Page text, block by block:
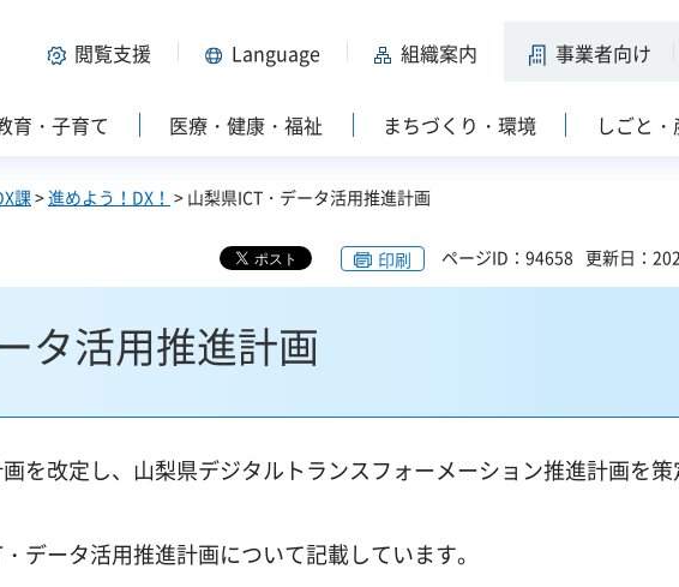
閲覧支援 Language 組織案内 事業者向け
育・子育て 医療・健康・福祉 まちづくり・環境 しごと
課>進めよう！DX！ > 山梨県ICT・データ活用推進計画
印刷 ページID：94658 更新日：
タ活用推進計画
を改定し、山梨県デジタルトランスフォーメーション推進計画を
データ活用推進計画について記載しています。